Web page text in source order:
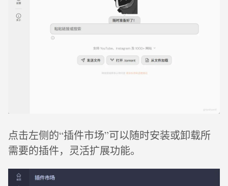
点击左侧的“插件市场”可以随时安装或卸载所
需要的插件，灵活扩展功能。